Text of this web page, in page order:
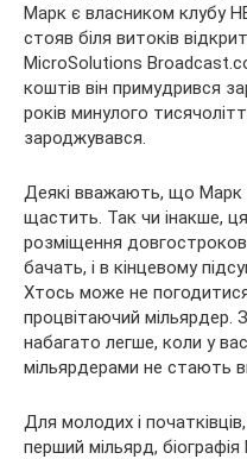
Марк є власником клубу
стояв біля витоків
MicroSolutions
коштів він примудрився
років минулого
зароджувався.
Деякі вважають, що Марк
щастить. Так чи інакше,
розміщення
бачать, і в кінцевому
Хтось може не
процвітаючий мільярдер.
набагато легше, коли у
мільярдерами не стають
Для молодих і
перший мільярд,